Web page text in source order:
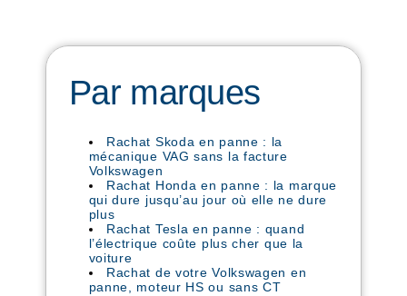
Par marques
Rachat Skoda en panne : la
mécanique VAG sans la facture
Volkswagen
Rachat Honda en panne : la marque
qui dure jusqu’au jour où elle ne dure
plus
Rachat Tesla en panne : quand
l’électrique coûte plus cher que la
voiture
Rachat de votre Volkswagen en
panne, moteur HS ou sans CT